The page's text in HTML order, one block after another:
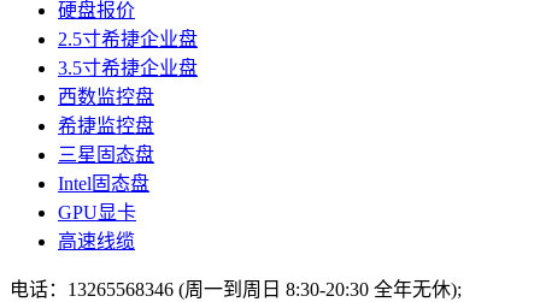
硬盘报价
2.5寸希捷企业盘
3.5寸希捷企业盘
西数监控盘
希捷监控盘
三星固态盘
Intel固态盘
GPU显卡
高速线缆
电话：13265568346 (周一到周日 8:30-20:30 全年无休);